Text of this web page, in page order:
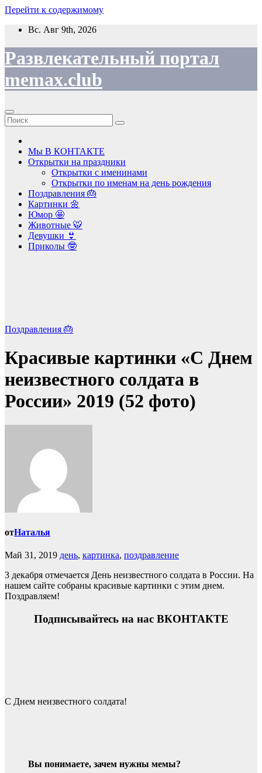
Перейти к содержимому
Вс. Авг 9th, 2026
Развлекательный портал
memax.club
Мы В КОНТАКТЕ
Открытки на праздники
Открытки с именинами
Открытки по именам на день рождения
Поздравления 🎂
Картинки 🌼
Юмор 🤩
Животные 🐯
Девушки 👙
Приколы 🤓
Поздравления 🎂
Красивые картинки «С Днем
неизвестного солдата в
России» 2019 (52 фото)
отНаталья
Май 31, 2019 день, картинка, поздравление
3 декабря отмечается День неизвестного солдата в России. На
нашем сайте собраны красивые картинки с этим днем.
Поздравляем!
Подписывайтесь на нас ВКОНТАКТЕ
С Днем неизвестного солдата!
Вы понимаете, зачем нужны мемы?